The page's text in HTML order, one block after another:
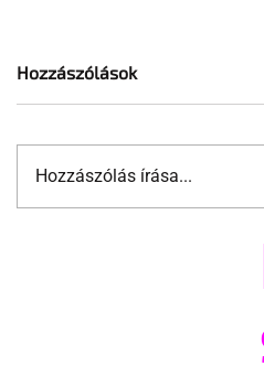
A „pride-fóbiás”
elvesztette a
Hozzászólások
Hozzászólás írása...